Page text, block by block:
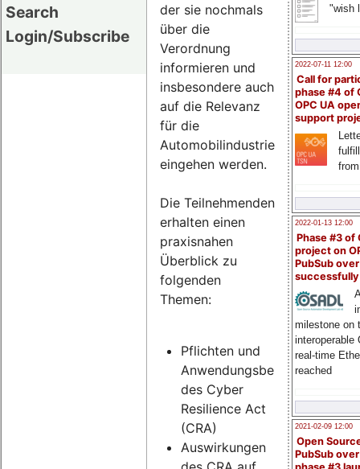
Search
Login/Subscribe
"wish
2022-07-11 12:00
Call for
phase #4 of
OPC UA
support
2022-01-13 12:00
Phase #3 of
project on
PubSub over
milestone on
interoperable
real-time
reached
2021-02-09 12:00
Open
PubSub
der sie nochmals
über die
Verordnung
informieren und
insbesondere auch
auf die Relevanz
für die
Automobilindustrie
eingehen werden.
Die Teilnehmenden
erhalten einen
praxisnahen
Überblick zu
folgenden
Themen:
Pflichten und
Anwendungsbereich
des Cyber
Resilience Act
(CRA)
Auswirkungen